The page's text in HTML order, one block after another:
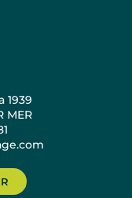
1939
MER